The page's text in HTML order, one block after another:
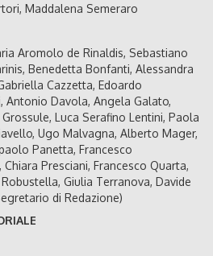
Maddalena Semeraro
Aromolo de Rinaldis, Sebastiano
Benedetta Bonfanti, Alessandra
Cazzetta, Edoardo
Antonio Davola, Angela Galato,
Luca Serafino Lentini, Paola
Ugo Malvagna, Alberto Mager,
Panetta, Francesco
Presciani, Francesco Quarta,
Giulia Terranova, Davide
di Redazione)